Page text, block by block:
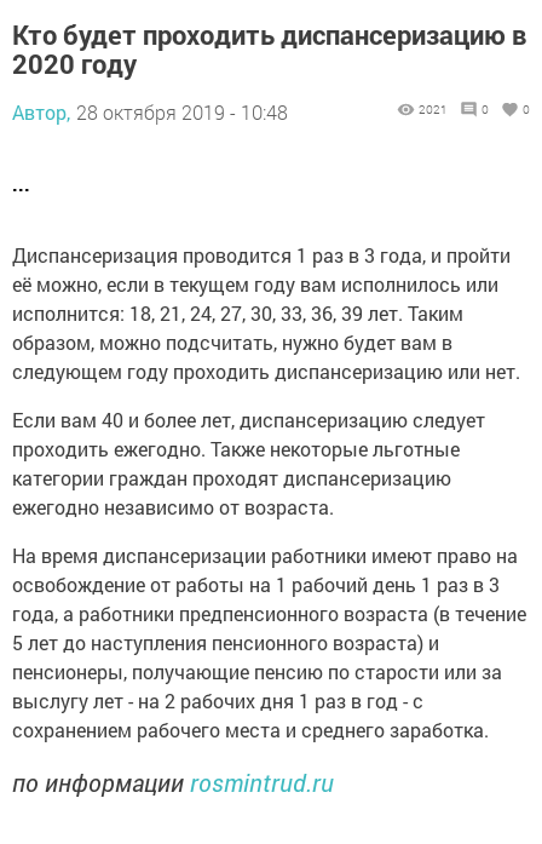
Кто будет проходить диспансеризацию в
2020 году
Автор, 28 октября 2019 - 10:48 2021 0 0
...
Диспансеризация проводится 1 раз в 3 года, и пройти
её можно, если в текущем году вам исполнилось или
исполнится: 18, 21, 24, 27, 30, 33, 36, 39 лет. Таким
образом, можно подсчитать, нужно будет вам в
следующем году проходить диспансеризацию или нет.
Если вам 40 и более лет, диспансеризацию следует
проходить ежегодно. Также некоторые льготные
категории граждан проходят диспансеризацию
ежегодно независимо от возраста.
На время диспансеризации работники имеют право на
освобождение от работы на 1 рабочий день 1 раз в 3
года, а работники предпенсионного возраста (в течение
5 лет до наступления пенсионного возраста) и
пенсионеры, получающие пенсию по старости или за
выслугу лет - на 2 рабочих дня 1 раз в год - с
сохранением рабочего места и среднего заработка.
по информацииrosmintrud.ru